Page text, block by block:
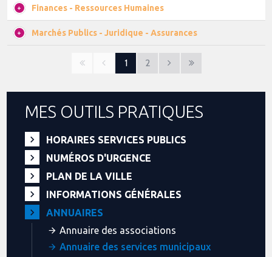
Finances - Ressources Humaines
Marchés Publics - Juridique - Assurances
1 2
MES OUTILS PRATIQUES
HORAIRES SERVICES PUBLICS
NUMÉROS D'URGENCE
PLAN DE LA VILLE
INFORMATIONS GÉNÉRALES
ANNUAIRES
Annuaire des associations
Annuaire des services municipaux